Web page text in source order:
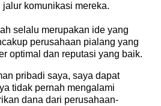
komunikasi mereka.
selalu merupakan ide yang
perusahaan pialang yang
optimal dan reputasi yang baik.
pribadi saya, saya dapat
tidak pernah mengalami
dana dari perusahaan-